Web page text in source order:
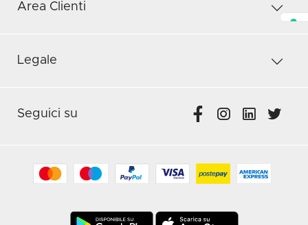
Area Clienti
Legale
Seguici su